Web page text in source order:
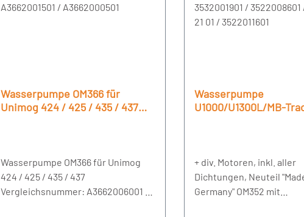
Wasserpumpe OM366 für
Unimog 424 / 425 / 435 / 437
Wasserpumpe OM366 für Unimog
424 / 425 / 435 / 437
Vergleichsnummer: A3662006001 /
Wasserpumpe
U1000/U1300L/MB-
201 21 01 / 3522011601
+ div. Motoren, inkl. aller
Dichtungen, Neuteil
Germany" OM352 mit